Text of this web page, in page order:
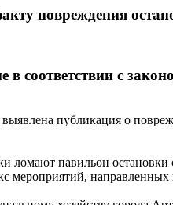
повреждения
соответствии с
публикация о
ломают павильон остановки